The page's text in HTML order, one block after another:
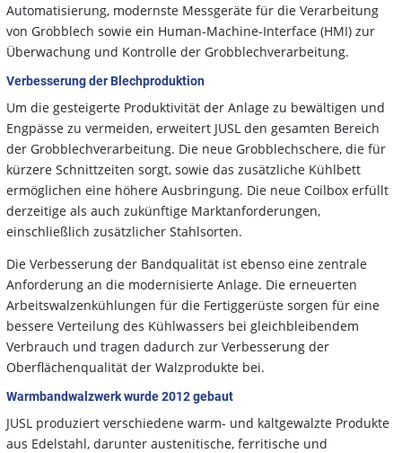
Automatisierung, modernste Messgeräte für die Verarbeitung
von Grobblech sowie ein Human-Machine-Interface (HMI) zur
Überwachung und Kontrolle der Grobblechverarbeitung.
Verbesserung der Blechproduktion
Um die gesteigerte Produktivität der Anlage zu bewältigen und
Engpässe zu vermeiden, erweitert JUSL den gesamten Bereich
der Grobblechverarbeitung. Die neue Grobblechschere, die für
kürzere Schnittzeiten sorgt, sowie das zusätzliche Kühlbett
ermöglichen eine höhere Ausbringung. Die neue Coilbox erfüllt
derzeitige als auch zukünftige Marktanforderungen,
einschließlich zusätzlicher Stahlsorten.
Die Verbesserung der Bandqualität ist ebenso eine zentrale
Anforderung an die modernisierte Anlage. Die erneuerten
Arbeitswalzenkühlungen für die Fertiggerüste sorgen für eine
bessere Verteilung des Kühlwassers bei gleichbleibendem
Verbrauch und tragen dadurch zur Verbesserung der
Oberflächenqualität der Walzprodukte bei.
Warmbandwalzwerk wurde 2012 gebaut
JUSL produziert verschiedene warm- und kaltgewalzte Produkte
aus Edelstahl, darunter austenitische, ferritische und